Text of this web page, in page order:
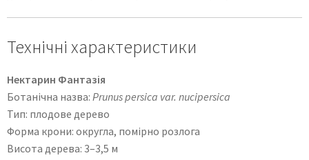
Технічні характеристики
Нектарин Фантазія
Ботанічна назва: Prunus persica var. nucipersica
Тип: плодове дерево
Форма крони: округла, помірно розлога
Висота дерева: 3–3,5 м